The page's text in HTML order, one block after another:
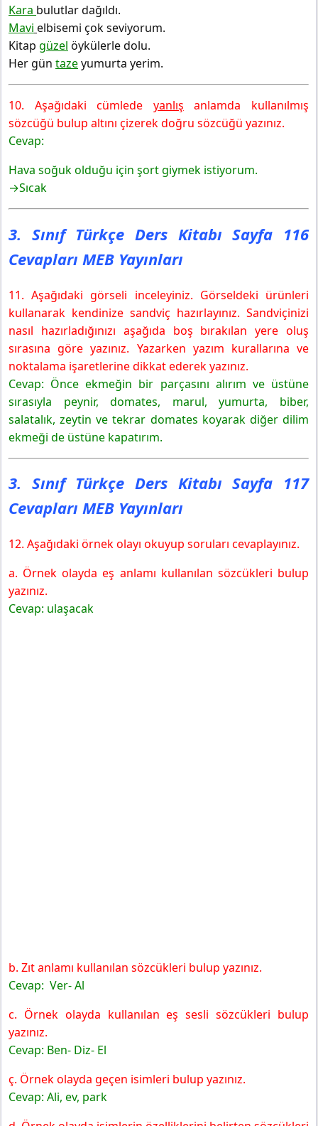
Kara bulutlar dağıldı.
Mavi elbisemi çok seviyorum.
Kitap güzel öykülerle dolu.
Her gün tazeyumurta yerim.
10. Aşağıdaki cümlede yanlış anlamda kullanılmış
sözcüğü bulup altını çizerek doğru sözcüğü yazınız.
Cevap:
Hava soğuk olduğu için şort giymek istiyorum.
→Sıcak
3. Sınıf Türkçe Ders Kitabı Sayfa 116
Cevapları MEB Yayınları
11. Aşağıdaki görseli inceleyiniz. Görseldeki ürünleri
kullanarak kendinize sandviç hazırlayınız. Sandviçinizi
nasıl hazırladığınızı aşağıda boş bırakılan yere oluş
sırasına göre yazınız. Yazarken yazım kurallarına ve
noktalama işaretlerine dikkat ederek yazınız.
Cevap: Önce ekmeğin bir parçasını alırım ve üstüne
sırasıyla peynir, domates, marul, yumurta, biber,
salatalık, zeytin ve tekrar domates koyarak diğer dilim
ekmeği de üstüne kapatırım.
3. Sınıf Türkçe Ders Kitabı Sayfa 117
Cevapları MEB Yayınları
12. Aşağıdaki örnek olayı okuyup soruları cevaplayınız.
a. Örnek olayda eş anlamı kullanılan sözcükleri bulup
yazınız.
Cevap: ulaşacak
b. Zıt anlamı kullanılan sözcükleri bulup yazınız.
Cevap: Ver- Al
c. Örnek olayda kullanılan eş sesli sözcükleri bulup
yazınız.
Cevap: Ben- Diz- El
ç. Örnek olayda geçen isimleri bulup yazınız.
Cevap: Ali, ev, park